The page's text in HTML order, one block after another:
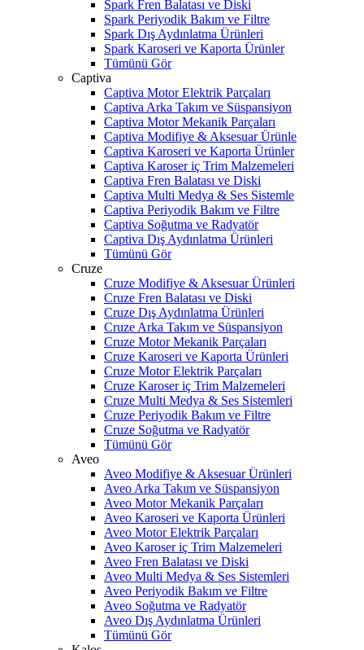
Spark Fren Balatası ve Diski
Spark Periyodik Bakım ve Filtre
Spark Dış Aydınlatma Ürünleri
Spark Karoseri ve Kaporta Ürünler
Tümünü Gör
Captiva
Captiva Motor Elektrik Parçaları
Captiva Arka Takım ve Süspansiyon
Captiva Motor Mekanik Parçaları
Captiva Modifiye & Aksesuar Ürünle
Captiva Karoseri ve Kaporta Ürünler
Captiva Karoser iç Trim Malzemeleri
Captiva Fren Balatası ve Diski
Captiva Multi Medya & Ses Sistemle
Captiva Periyodik Bakım ve Filtre
Captiva Soğutma ve Radyatör
Captiva Dış Aydınlatma Ürünleri
Tümünü Gör
Cruze
Cruze Modifiye & Aksesuar Ürünleri
Cruze Fren Balatası ve Diski
Cruze Dış Aydınlatma Ürünleri
Cruze Arka Takım ve Süspansiyon
Cruze Motor Mekanik Parçaları
Cruze Karoseri ve Kaporta Ürünleri
Cruze Motor Elektrik Parçaları
Cruze Karoser iç Trim Malzemeleri
Cruze Multi Medya & Ses Sistemleri
Cruze Periyodik Bakım ve Filtre
Cruze Soğutma ve Radyatör
Tümünü Gör
Aveo
Aveo Modifiye & Aksesuar Ürünleri
Aveo Arka Takım ve Süspansiyon
Aveo Motor Mekanik Parçaları
Aveo Karoseri ve Kaporta Ürünleri
Aveo Motor Elektrik Parçaları
Aveo Karoser iç Trim Malzemeleri
Aveo Fren Balatası ve Diski
Aveo Multi Medya & Ses Sistemleri
Aveo Periyodik Bakım ve Filtre
Aveo Soğutma ve Radyatör
Aveo Dış Aydınlatma Ürünleri
Tümünü Gör